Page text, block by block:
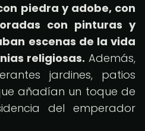
piedra y adobe, con
con pinturas y
escenas de la vida
religiosas. Además,
jardines, patios
añadían un toque de
del emperador